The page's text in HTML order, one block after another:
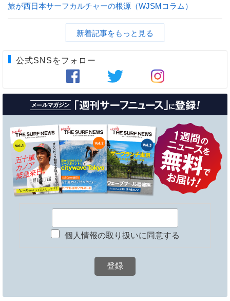
旅が西日本サーフカルチャーの根源（WJSMコラム）
新着記事をもっと見る
公式SNSをフォロー
個人情報の取り扱いに同意する